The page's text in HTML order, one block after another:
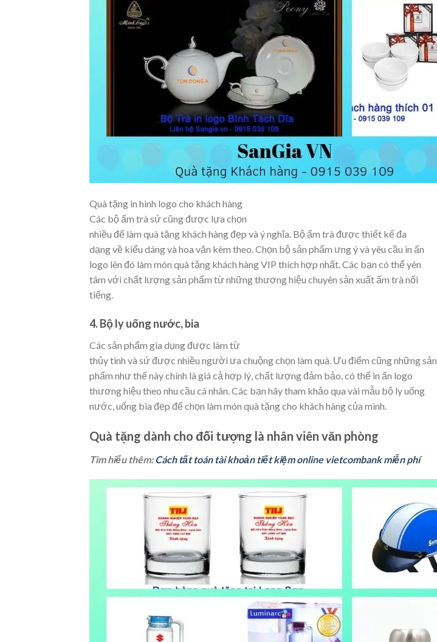
Quà tặng in hình logo cho khách hàng
Các bộ ấm trà sứ cũng được lựa chọn
nhiều để làm quà tặng khách hàng đẹp và ý nghĩa. Bộ ấm trà được thiết kế đa
dạng về kiểu dáng và hoa văn kèm theo. Chọn bộ sản phẩm ưng ý và yêu cầu in ấn
logo lên đó làm món quà tặng khách hàng VIP thích hợp nhất. Các bạn có thể yên
tâm với chất lượng sản phẩm từ những thương hiệu chuyên sản xuất ấm trà nổi
tiếng.
4. Bộ ly uống nước, bia
Các sản phẩm gia dụng được làm từ
thủy tinh và sứ được nhiều người ưa chuộng chọn làm quà. Ưu điểm cũng những sản
phẩm như thế này chính là giá cả hợp lý, chất lượng đảm bảo, có thể in ấn logo
thương hiệu theo nhu cầu cá nhân. Các bạn hãy tham khảo qua vài mẫu bộ ly uống
nước, uống bia đẹp để chọn làm món quà tặng cho khách hàng của mình.
Quà tặng dành cho đối tượng là nhân viên văn phòng
Tìm hiểu thêm:Cách tất toán tài khoản tiết kiệm online vietcombank miễn phí